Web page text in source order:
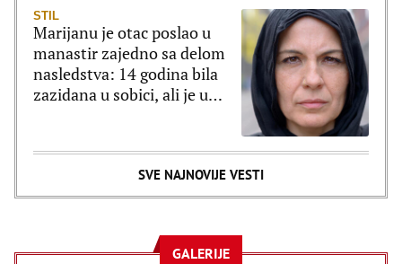
STIL
Marijanu je otac poslao u
manastir zajedno sa delom
nasledstva: 14 godina bila
zazidana u sobici, ali je u
SVE NAJNOVIJE VESTI
GALERIJE